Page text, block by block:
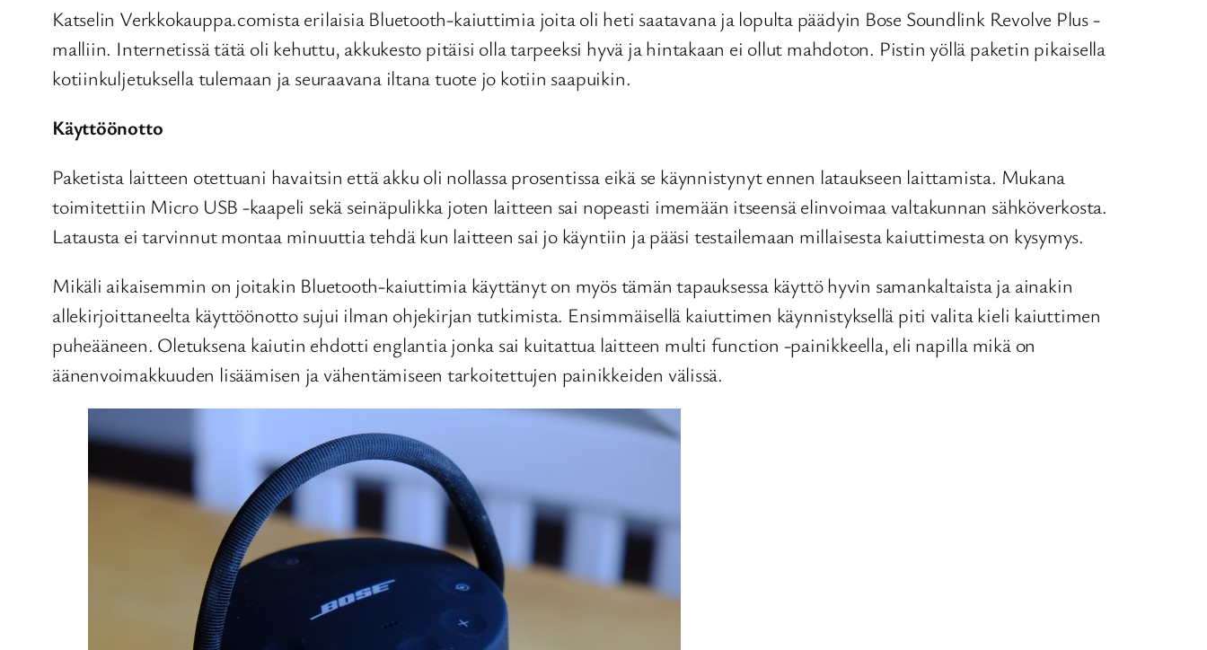
Katselin Verkkokauppa.comista erilaisia Bluetooth-kaiuttimia joita oli heti saatavana ja lopulta päädyin Bose Soundlink Revolve Plus -
malliin. Internetissä tätä oli kehuttu, akkukesto pitäisi olla tarpeeksi hyvä ja hintakaan ei ollut mahdoton. Pistin yöllä paketin pikaisella
kotiinkuljetuksella tulemaan ja seuraavana iltana tuote jo kotiin saapuikin.
Käyttöönotto
Paketista laitteen otettuani havaitsin että akku oli nollassa prosentissa eikä se käynnistynyt ennen lataukseen laittamista. Mukana
toimitettiin Micro USB -kaapeli sekä seinäpulikka joten laitteen sai nopeasti imemään itseensä elinvoimaa valtakunnan sähköverkosta.
Latausta ei tarvinnut montaa minuuttia tehdä kun laitteen sai jo käyntiin ja pääsi testailemaan millaisesta kaiuttimesta on kysymys.
Mikäli aikaisemmin on joitakin Bluetooth-kaiuttimia käyttänyt on myös tämän tapauksessa käyttö hyvin samankaltaista ja ainakin
allekirjoittaneelta käyttöönotto sujui ilman ohjekirjan tutkimista. Ensimmäisellä kaiuttimen käynnistyksellä piti valita kieli kaiuttimen
puheääneen. Oletuksena kaiutin ehdotti englantia jonka sai kuitattua laitteen multi function -painikkeella, eli napilla mikä on
äänenvoimakkuuden lisäämisen ja vähentämiseen tarkoitettujen painikkeiden välissä.